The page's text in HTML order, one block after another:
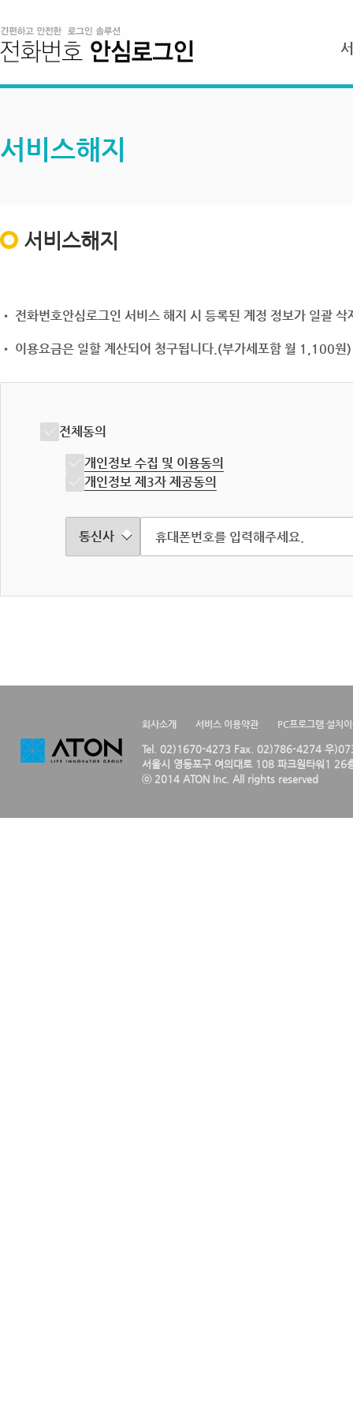
서비스해지
서비스해지
• 전화번호안심로그인 서비스 해지 시 등록된 계정 정보가 일괄
• 이용요금은 일할 계산되어 청구됩니다.(부가세포함 월 1,100원)
전체동의
개인정보 수집 및 이용동의
개인정보 제3자 제공동의
회사소개 서비스 이용약관 PC프로그램 설치
Tel. 02)1670-4273 Fax. 02)786-4274 우
서울시 영등포구 여의대로 108 파크원타워1 26
ⓒ 2014 ATON Inc. All rights reserved